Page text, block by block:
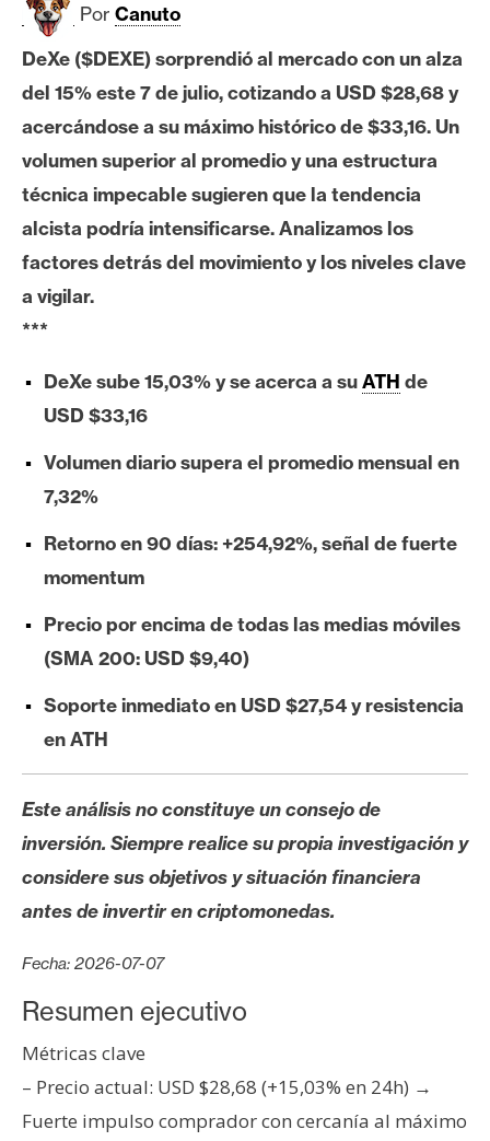
B
i
t
c
o
i
E
r
e
u
A
A
n
l
i
s
N
o
t
a
s
e
P
r
Por Canuto
DeXe ($DEXE) sorprendió al mercado con un alza
del 15% este 7 de julio, cotizando a USD $28,68 y
acercándose a su máximo histórico de $33,16. Un
volumen superior al promedio y una estructura
técnica impecable sugieren que la tendencia
alcista podría intensificarse. Analizamos los
factores detrás del movimiento y los niveles clave
a vigilar.
***
DeXe sube 15,03% y se acerca a suATH de
USD $33,16
Volumen diario supera el promedio mensual en
7,32%
Retorno en 90 días: +254,92%, señal de fuerte
momentum
Precio por encima de todas las medias móviles
(SMA 200: USD $9,40)
Soporte inmediato en USD $27,54 y resistencia
en ATH
Este análisis no constituye un consejo de
inversión. Siempre realice su propia investigación y
considere sus objetivos y situación financiera
antes de invertir en criptomonedas.
Fecha: 2026-07-07
Resumen ejecutivo
Métricas clave
– Precio actual: USD $28,68 (+15,03% en 24h) →
Fuerte impulso comprador con cercanía al máximo